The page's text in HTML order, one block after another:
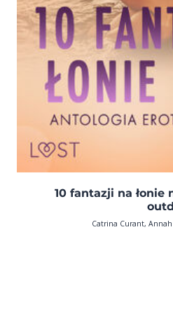
10 fantazji na
Catrina Curant,